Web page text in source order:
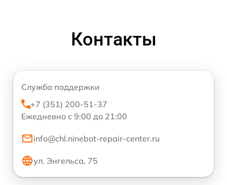
Контакты
Служба поддержки
+7 (351) 200-51-37
Ежедневно с 9:00 до 21:00
info@chl.ninebot-repair-center.ru
ул. Энгельса, 75